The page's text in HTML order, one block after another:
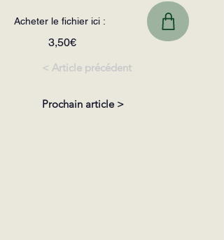
Acheter le fichier ici :
3,50€
< Article précédent
Prochain article >